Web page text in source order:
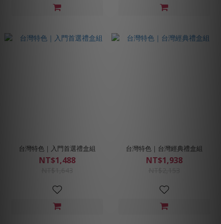
台灣特色｜入門首選禮盒組
NT$1,488
台灣特色｜台灣經典禮盒組
NT$1,938